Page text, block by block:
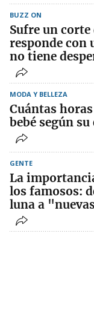
BUZZ ON
Sufre un corte
responde con
no tiene
MODA Y BELLEZA
Cuántas
bebé según su
GENTE
La
los famosos:
luna a